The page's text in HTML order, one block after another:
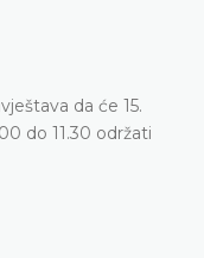
da će 15.
do 11.30 održati